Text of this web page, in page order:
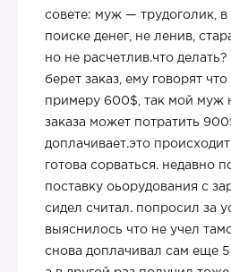
совете: муж — трудоголик,
поиске денег, не ленив,
но не расчетлив.что делать?
берет заказ, ему говорят что
примеру 600$, так мой муж
заказа может потратить
доплачивает.это происходит
готова сорваться. недавно
поставку оьорудования с
сидел считал. попросил за
выяснилось что не учел
снова доплачивал сам еще